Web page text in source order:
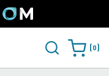
Varukorgen
0